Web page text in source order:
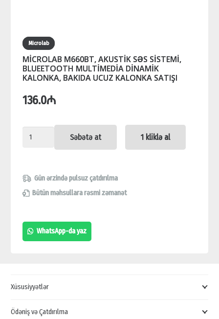
Microlab
MİCROLAB M660BT, AKUSTİK SƏS SİSTEMİ,
BLUEETOOTH MULTİMEDİA DİNAMİK
KALONKA, BAKIDA UCUZ KALONKA SATIŞI
136.0₼
MİCROLAB
SƏS
SİSTEMİ,
MULTİMEDİA
DİNAMİK
SATIŞI
Səbətə at 1 kliklə al
Gün ərzində pulsuz çatdırılma
Bütün məhsullara rəsmi zəmanət
WhatsApp-da yaz
Xüsusiyyətlər
Ödəniş və Çatdırılma